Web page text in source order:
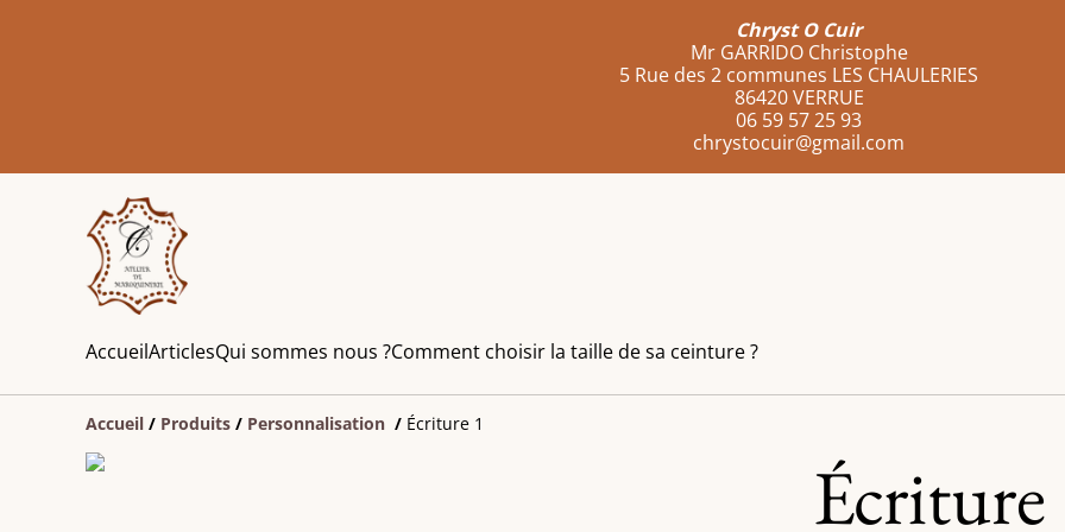
Chryst O Cuir
Mr GARRIDO Christophe
5 Rue des 2 communes LES CHAULERIES
86420 VERRUE
06 59 57 25 93
chrystocuir@gmail.com
AccueilArticlesQui sommes nous ?Comment choisir la taille de sa ceinture ?
Accueil / Produits / Personnalisation / Écriture 1
Écriture